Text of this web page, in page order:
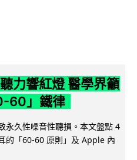
力響紅燈 醫學界籲
60」鐵律
永久性噪音性聽損。本文盤點 4
的「60-60 原則」及 Apple 內